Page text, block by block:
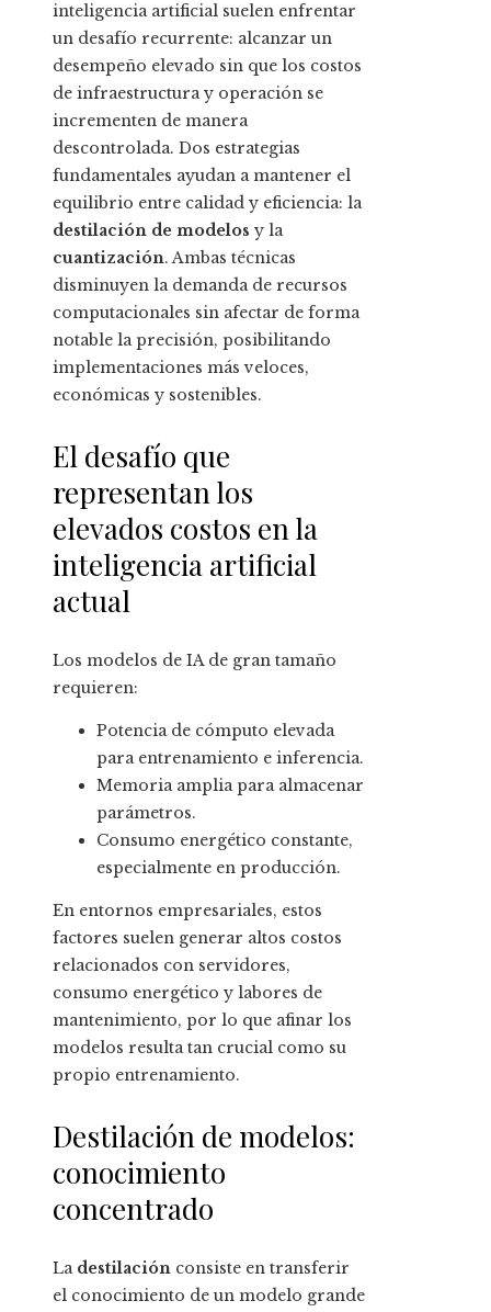
inteligencia artificial suelen enfrentar
un desafío recurrente: alcanzar un
desempeño elevado sin que los costos
de infraestructura y operación se
incrementen de manera
descontrolada. Dos estrategias
fundamentales ayudan a mantener el
equilibrio entre calidad y eficiencia: la
destilación de modelos y la
cuantización. Ambas técnicas
disminuyen la demanda de recursos
computacionales sin afectar de forma
notable la precisión, posibilitando
implementaciones más veloces,
económicas y sostenibles.
El desafío que
representan los
elevados costos en la
inteligencia artificial
actual
Los modelos de IA de gran tamaño
requieren:
Potencia de cómputo elevada
para entrenamiento e inferencia.
Memoria amplia para almacenar
parámetros.
Consumo energético constante,
especialmente en producción.
En entornos empresariales, estos
factores suelen generar altos costos
relacionados con servidores,
consumo energético y labores de
mantenimiento, por lo que afinar los
modelos resulta tan crucial como su
propio entrenamiento.
Destilación de modelos:
conocimiento
concentrado
La destilación consiste en transferir
el conocimiento de un modelo grande